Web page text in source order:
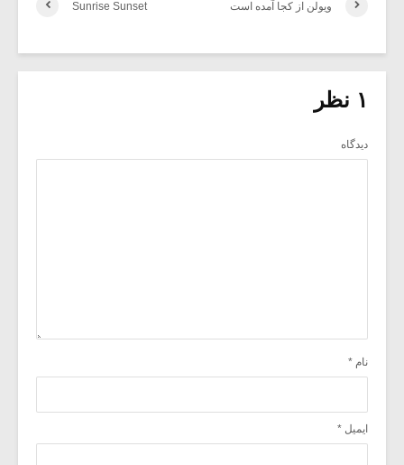
Sunrise Sunset ویولن از کجا آمده است
۱ نظر
دیدگاه
نام *
ایمیل *